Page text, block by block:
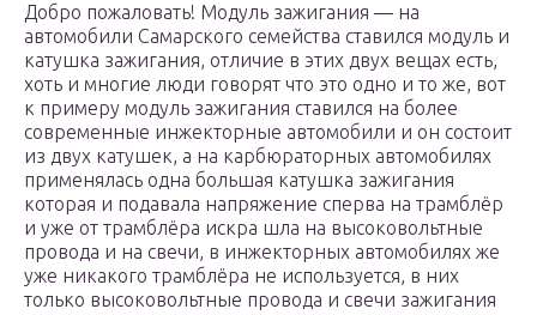
Добро пожаловать! Модуль зажигания — на
автомобили Самарского семейства ставился модуль и
катушка зажигания, отличие в этих двух вещах есть,
хоть и многие люди говорят что это одно и то же, вот
к примеру модуль зажигания ставился на более
современные инжекторные автомобили и он состоит
из двух катушек, а на карбюраторных автомобилях
применялась одна большая катушка зажигания
которая и подавала напряжение сперва на трамблёр
и уже от трамблёра искра шла на высоковольтные
провода и на свечи, в инжекторных автомобилях же
уже никакого трамблёра не используется, в них
только высоковольтные провода и свечи зажигания